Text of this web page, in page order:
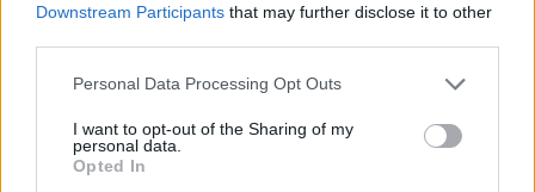
Downstream Participants that may further disclose it to other
Please note that this website/app uses one or more Google
not limited to your visit or usage behaviour. You may click to
grant or deny consent to Google and its third-party tags to
use your data for below specified purposes in below Google
Personal Data Processing Opt Outs
I want to opt-out of the Sharing of my
personal data.
Opted In